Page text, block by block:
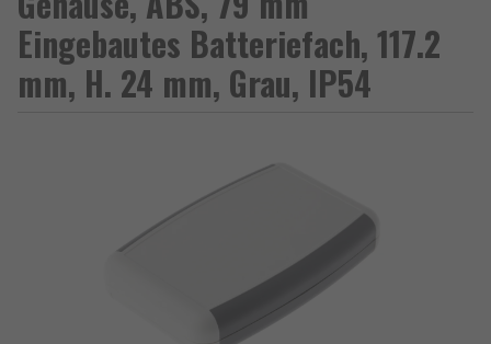
Eingebautes Batteriefach, 117.2
mm, H. 24 mm, Grau, IP54